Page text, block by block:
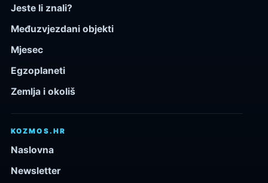
Jeste li znali?
Međuzvjezdani objekti
Mjesec
Egzoplaneti
Zemlja i okoliš
KOZMOS.HR
Naslovna
Newsletter